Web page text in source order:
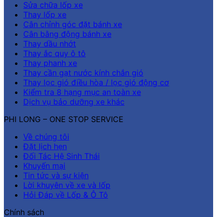
Sửa chữa lốp xe
Thay lốp xe
Cân chỉnh góc đặt bánh xe
Cân bằng động bánh xe
Thay dầu nhớt
Thay ắc quy ô tô
Thay phanh xe
Thay cần gạt nước kính chắn gió
Thay lọc gió điều hòa / lọc gió động cơ
Kiểm tra 8 hạng mục an toàn xe
Dịch vụ bảo dưỡng xe khác
PHI LONG – ONE STOP SERVICE
Về chúng tôi
Đặt lịch hẹn
Đối Tác Hệ Sinh Thái
Khuyến mại
Tin tức và sự kiện
Lời khuyên về xe và lốp
Hỏi Đáp về Lốp & Ô Tô
Chính sách